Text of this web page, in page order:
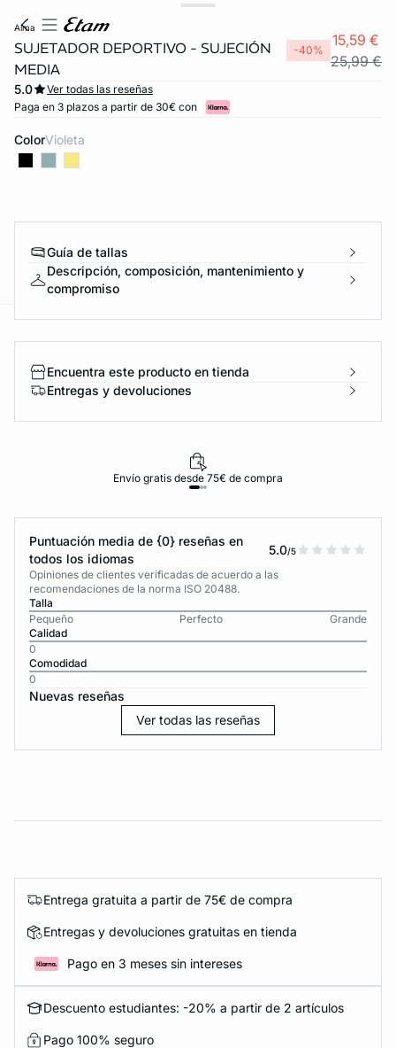
alma
SUJETADOR DEPORTIVO - SUJECIÓN
MEDIA
-40%
15,59 €
25,99 €
5.0
Ver todas las reseñas
Paga en 3 plazos a partir de 30€ con
Color violeta
Guía de tallas
Descripción, composición, mantenimiento y
compromiso
Encuentra este producto en tienda
Entregas y devoluciones
Envío gratis desde 75€ de compra
Puntuación media de {0} reseñas en
todos los idiomas
5.0/5
Opiniones de clientes verificadas de acuerdo a las
recomendaciones de la norma ISO 20488.
Talla
Pequeño
Perfecto
Grande
Calidad
0
Comodidad
0
Nuevas reseñas
Ver todas las reseñas
Entrega gratuita a partir de 75€ de compra
Entregas y devoluciones gratuitas en tienda
Pago en 3 meses sin intereses
Descuento estudiantes: -20% a partir de 2 artículos
Pago 100% seguro